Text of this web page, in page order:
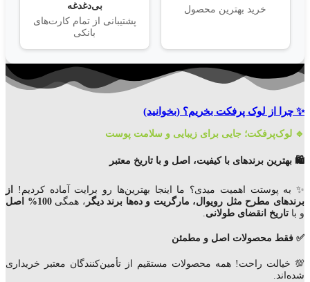
خرید بهترین محصول
بی‌دغدغه
پشتیبانی از تمام کارت‌های
بانکی
✨ چرا از لوک پرفکت بخریم؟ (بخوانید)
🔹 لوک‌پرفکت؛ جایی برای زیبایی و سلامت پوست
🛍️ بهترین برندهای با کیفیت، اصل و با تاریخ معتبر
✨ به پوستت اهمیت میدی؟ ما اینجا بهترین‌ها رو برایت آماده کردیم!
از
برندهای مطرح مثل رویوال، مارگریت و ده‌ها برند دیگر ، همگی100% اصل
و با تاریخ انقضای طولانی
✅ فقط محصولات اصل و مطمئن
💯 خیالت راحت! همه محصولات مستقیم از تأمین‌کنندگان معتبر خریداری
شده‌اند.